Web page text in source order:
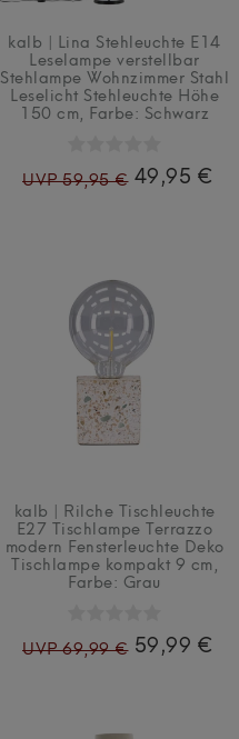
kalb | Lina Stehleuchte E14
Leselampe verstellbar
Stehlampe Wohnzimmer Stahl
Leselicht Stehleuchte Höhe
150 cm , Farbe: Schwarz
UVP 59,95 € 49,95 €
kalb | Rilche Tischleuchte
E27 Tischlampe Terrazzo
modern Fensterleuchte Deko
Tischlampe kompakt 9 cm ,
Farbe: Grau
UVP 69,99 € 59,99 €